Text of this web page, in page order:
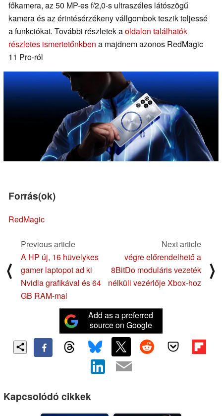
főkamera, az 50 MP-es f/2,0-s ultraszéles látószögű
kamera és az érintésérzékeny vállgombok teszik teljessé
a funkciókat. További részletek aoldalon találhatók
részletes ismertetőnkben a majdnem azonos RedMagic
11 Pro-ról
Forrás(ok)
RedMagic
⟨
Previous article
A HP új, 16 hüvelykes
gamer laptopot ad ki
Nvidia grafikával és 64
GB RAM-mal
Next article
végre előrendelhető a
8BitDo moduláris vezeték
nélküli vezérlője Xbox-hoz
⟩
Add as a preferred
source on Google
Kapcsolódó cikkek